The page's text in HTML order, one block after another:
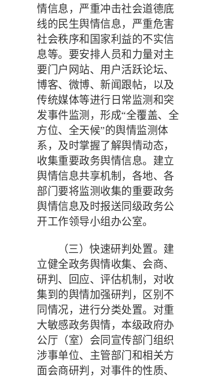
情信息，严重冲击社会道德底
线的民生舆情信息，严重危害
社会秩序和国家利益的不实信
息等。要安排人员和力量对主
要门户网站、用户活跃论坛、
博客、微博、新闻跟帖，以及
传统媒体等进行日常监测和突
发事件监测，形成“全覆盖、全
方位、全天候”的舆情监测体
系，及时掌握了解舆情动态，
收集重要政务舆情信息。建立
舆情信息共享机制，各地、各
部门要将监测收集的重要政务
舆情信息及时报送同级政务公
开工作领导小组办公室。
（三）快速研判处置。 建
立健全政务舆情收集、会商、
研判、回应、评估机制，对收
集到的舆情加强研判，区别不
同情况，进行分类处置。对重
大敏感政务舆情，本级政府办
公厅（室）会同宣传部门组织
涉事单位、主管部门和相关方
面会商研判，对事件的性质、